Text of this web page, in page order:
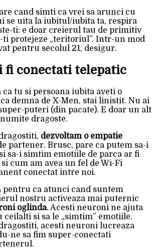
cand simti ca vrei sa arunci cu
se uita la iubitul/iubita ta, respira
ti: e doar creierul tau de primitiv
ti protejeze „teritoriul”. Intr-un mod
pentru secolul 21, desigur.
fi conectati telepatic
ca tu si persoana iubita aveti o
demna de X-Men, stai linistit. Nu ai
puteri (din pacate). E doar un alt
dragoste.
dezvoltam o empatie
partener. Brusc, pare ca putem sa-i
sa-i simtim emotiile de parca ar fi
si cum am avea un fel de Wi-Fi
conectat intre noi.
pentru ca atunci cand suntem
nostru activeaza mai puternic
oglinda. Acesti neuroni ne ajuta
ceilalti si sa le „simtim” emotiile.
acesti neuroni lucreaza
ne sa fim super-conectati